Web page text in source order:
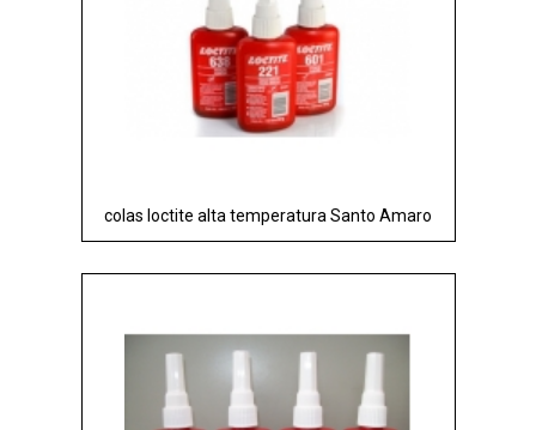
colas loctite alta temperatura Santo Amaro